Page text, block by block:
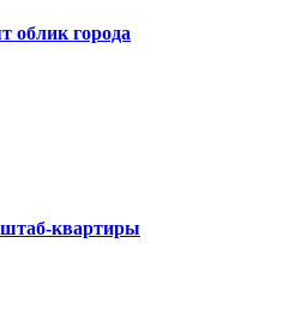
облик города
квартиры